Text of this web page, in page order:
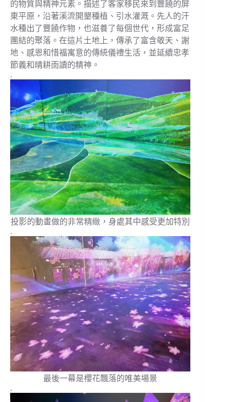
的物質與精神元素。描述了客家移民來到豐饒的屏
東平原，沿著溪流開墾種植、引水灌溉。先人的汗
水種出了豐饒作物，也滋養了每個世代，形成富足
團結的聚落。在這片土地上，傳承了富含敬天、謝
地、感恩和惜福寓意的傳統儀禮生活，並延續忠孝
節義和晴耕雨讀的精神。
.
投影的動畫做的非常精緻，身處其中感受更加特別
.
最後一幕是櫻花飄落的唯美場景
.